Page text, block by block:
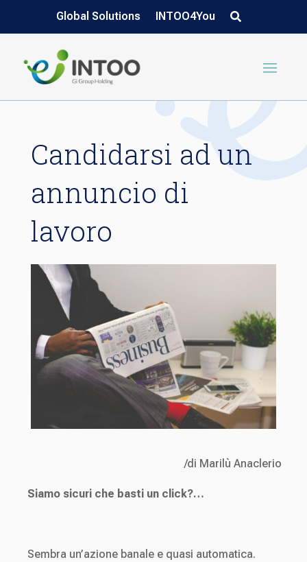
Global Solutions INTOO4You
Candidarsi ad un
annuncio di
lavoro
/di Marilù Anaclerio
Siamo sicuri che basti un click?…
Sembra un’azione banale e quasi automatica.